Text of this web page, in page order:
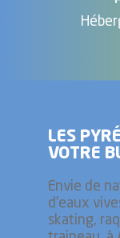
LES
VOTRE
Envie de
d'eaux
skating,